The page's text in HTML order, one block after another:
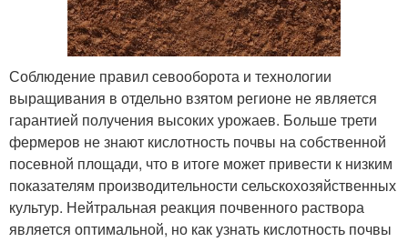
Соблюдение правил севооборота и технологии
выращивания в отдельно взятом регионе не является
гарантией получения высоких урожаев. Больше трети
фермеров не знают кислотность почвы на собственной
посевной площади, что в итоге может привести к низким
показателям производительности сельскохозяйственных
культур. Нейтральная реакция почвенного раствора
является оптимальной, но как узнать кислотность почвы